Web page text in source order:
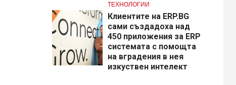
ТЕХНОЛОГИИ
Клиентите на ERP.BG
сами създадоха над
450 приложения за ERP
системата с помощта
на вградения в нея
изкуствен интелект